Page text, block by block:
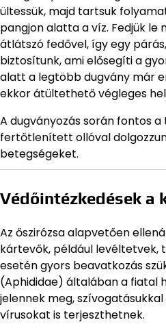
ültessük, majd tartsuk
pangjon alatta a víz. Fedjük le
átlátszó fedővel, így egy
biztosítunk, ami elősegíti a
alatt a legtöbb dugvány már
ekkor átültethető végleges
A dugványozás során fontos a
fertőtlenített ollóval
betegségeket.
Védőintézkedések a
Az őszirózsa alapvetően
kártevők, például levéltetvek,
esetén gyors beavatkozás
(Aphididae) általában a fiatal
jelennek meg,
vírusokat is terjeszthetnek.